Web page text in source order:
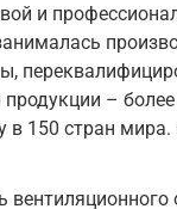
и
–
в 150 стран
вентиляционного